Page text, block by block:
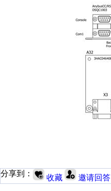
分享到： 收藏 邀请回答